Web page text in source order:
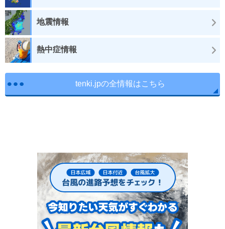
地震情報
熱中症情報
tenki.jpの全情報はこちら